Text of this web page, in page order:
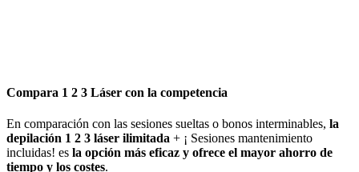
Compara 1 2 3 Láser con la competencia
En comparación con las sesiones sueltas o bonos interminables, la
depilación 1 2 3 láser ilimitada + ¡ Sesiones mantenimiento
incluidas! es la opción más eficaz y ofrece el mayor ahorro de
tiempo y los costes.